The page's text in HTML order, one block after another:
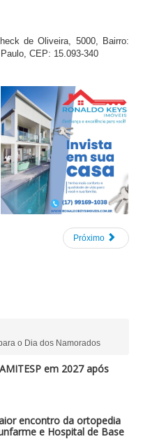
de Oliveira, 5000, Bairro:
CEP: 15.093-340
Próximo
o Dia dos Namorados
em 2027 após
encontro da ortopedia
e Hospital de Base